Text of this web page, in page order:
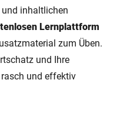
inhaltlichen
Lernplattform
zum Üben.
und Ihre
und effektiv